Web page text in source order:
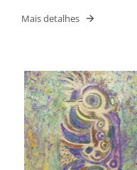
Mais detalhes